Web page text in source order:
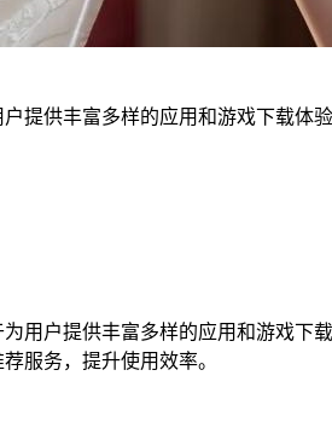
提供丰富多样的应用和游戏下载
户提供丰富多样的应用和游戏下
服务，提升使用效率。